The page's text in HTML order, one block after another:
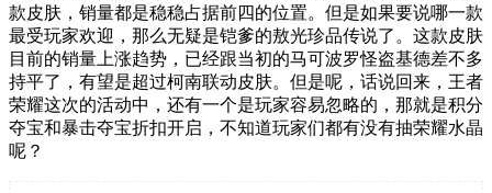
款皮肤，销量都是稳稳占据前四的位置。但是如果要说哪一款
最受玩家欢迎，那么无疑是铠爹的敖光珍品传说了。这款皮肤
目前的销量上涨趋势，已经跟当初的马可波罗怪盗基德差不多
持平了，有望是超过柯南联动皮肤。但是呢，话说回来，王者
荣耀这次的活动中，还有一个是玩家容易忽略的，那就是积分
夺宝和暴击夺宝折扣开启，不知道玩家们都有没有抽荣耀水晶
呢？